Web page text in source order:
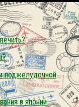
поджелудочной
в японии